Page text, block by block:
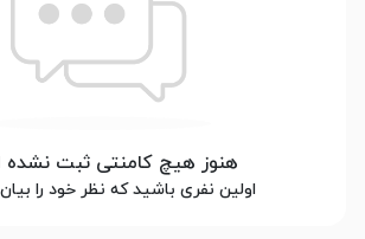
هنوز هیچ کامنتی ثبت
اولین نفری باشید که نظر خود را